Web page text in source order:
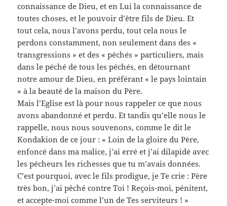
connaissance de Dieu, et en Lui la connaissance de
toutes choses, et le pouvoir d’être fils de Dieu. Et
tout cela, nous l’avons perdu, tout cela nous le
perdons constamment, non seulement dans des «
transgressions » et des « péchés » particuliers, mais
dans le péché de tous les péchés, en détournant
notre amour de Dieu, en préférant « le pays lointain
» à la beauté de la maison du Père.
Mais l’Eglise est là pour nous rappeler ce que nous
avons abandonné et perdu. Et tandis qu’elle nous le
rappelle, nous nous souvenons, comme le dit le
Kondakion de ce jour : « Loin de la gloire du Père,
enfoncé dans ma malice, j’ai erré et j’ai dilapidé avec
les pécheurs les richesses que tu m’avais données.
C’est pourquoi, avec le fils prodigue, je Te crie : Père
très bon, j’ai pêché contre Toi ! Reçois-moi, pénitent,
et accepte-moi comme l’un de Tes serviteurs ! »